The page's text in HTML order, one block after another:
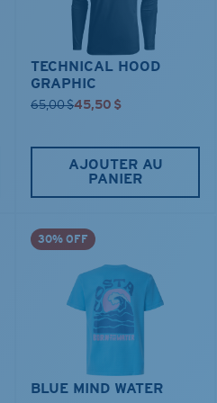
TECHNICAL HOOD
GRAPHIC
65,00 $45,50 $
AJOUTER AU
PANIER
30% OFF
BLUE MIND WATER